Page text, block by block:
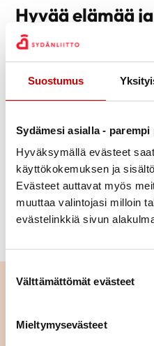
Suostumus
Sydämesi asialla -
Hyväksymällä evästeet
käyttökokemuksen ja
Evästeet auttavat myös
muuttaa valintojasi milloin
evästelinkkiä sivun
Välttämättömät evästeet
Mieltymysevästeet
Hyvää elämää
vointia pienillä
Terveellisillä elintavoilla voit
tekijöihin ja siten jopa
ETEISVÄRINÄ JA RUOKA
VERENPAINE KURIIN
PAINONHALLINTA
Uskalla elää
Eteisvärinä todetaan usein
kanssa saattaa pelästyttää,